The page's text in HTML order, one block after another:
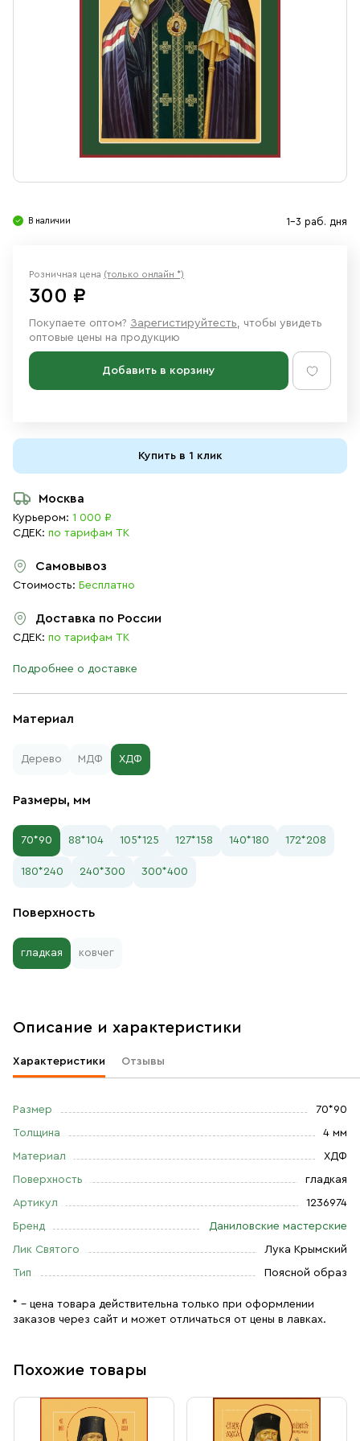
Ювелирные изделия
В наличии 1-3 раб. дня
Материал
Дерево МДФ ХДФ
Размеры, мм
70*90 88*104 105*125 127*158 140*180 172*208
180*240 240*300 300*400
Поверхность
гладкая ковчег
Розничная цена (только онлайн *)
300 ₽
Покупаете оптом? Зарегистируйтесть, чтобы увидеть
оптовые цены на продукцию
Добавить в корзину
Купить в 1 клик
Москва
Курьером: 1 000 ₽
СДЕК: по тарифам ТК
Самовывоз
Стоимость: Бесплатно
Доставка по России
СДЕК: по тарифам ТК
Подробнее о доставке
Описание и характеристики
Характеристики Отзывы
Размер 70*90
Толщина 4 мм
Материал ХДФ
Поверхность гладкая
Артикул 1236974
Бренд Даниловские мастерские
Лик Святого Лука Крымский
Тип Поясной образ
* – цена товара действительна только при оформлении
заказов через сайт и может отличаться от цены в лавках.
Похожие товары